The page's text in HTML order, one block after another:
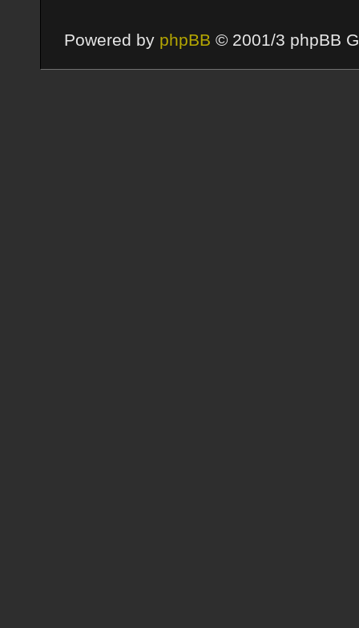
Powered by phpBB © 2001/3 phpBB